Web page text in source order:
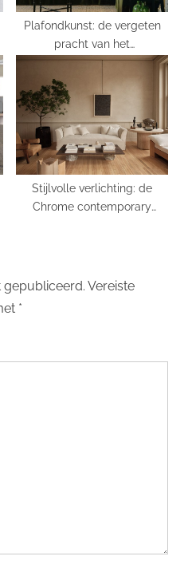
Plafondkunst: de vergeten
pracht van het
cilingschilderen
Stijlvolle verlichting: de
Chrome contemporary
Vereiste
*